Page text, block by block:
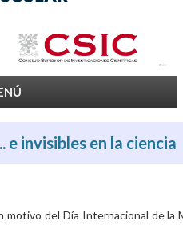
e invisibles en la ciencia
motivo del Día Internacional de la